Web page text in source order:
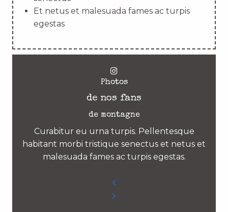
Et netus et malesuada fames ac turpis
egestas
Photos
de nos fans
de montagne
Curabitur eu urna turpis. Pellentesque
habitant morbi tristique senectus et netus et
malesuada fames ac turpis egestas.